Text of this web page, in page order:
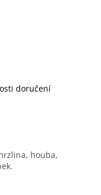
doručení
houba,